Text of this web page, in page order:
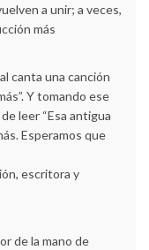
a unir; a veces,
más
canta una canción
Y tomando ese
leer “Esa antigua
Esperamos que
escritora y
de la mano de